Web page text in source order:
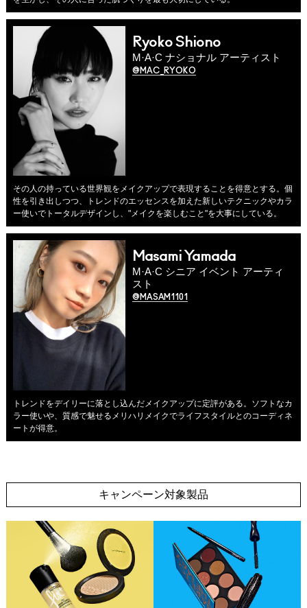
Ryoko Shiono
M·A·C ナショナル アーティスト
@MAC_RYOKO
その人の持っている世界観をメイクアップで表現することを得意とする。個
性を引き出しつつ、トレンドのエッセンスを加えた新しいテクニックやカラ
ー使いでトータルデザインし、"メイクを楽しむこと"を大事にしている。
Masami Yamada
M·A·C シニア イベント アーティ
スト
@MASAM1101
トレンドをデイリーに落とし込んだメイクアップに定評がある。ソフトなカ
ラー使いや、質感で魅せるメリハリメイクでライフスタイルとのコーディネ
ートが得意。
キャンペーン対象製品